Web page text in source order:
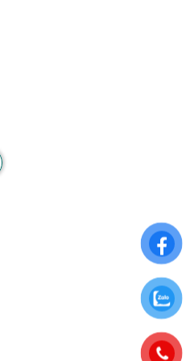
ƯU ĐÃI ĐẶC BIỆT